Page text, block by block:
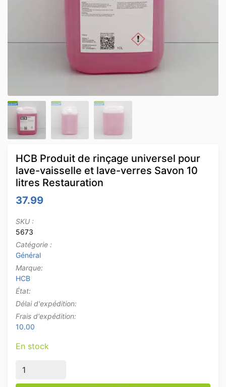
HCB Produit de rinçage universel pour
lave-vaisselle et lave-verres Savon 10
litres Restauration
37.99
SKU :
5673
Catégorie :
Général
Marque:
HCB
État:
Délai d'expédition:
Frais d'expédition:
10.00
En stock
quantité de HCB Produit de rinçage universel pour